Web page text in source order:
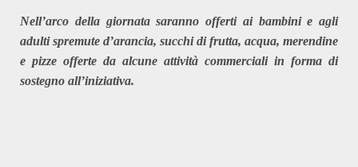
Nell’arco della giornata saranno offerti ai bambini e agli
adulti spremute d’arancia, succhi di frutta, acqua, merendine
e pizze offerte da alcune attività commerciali in forma di
sostegno all’iniziativa.